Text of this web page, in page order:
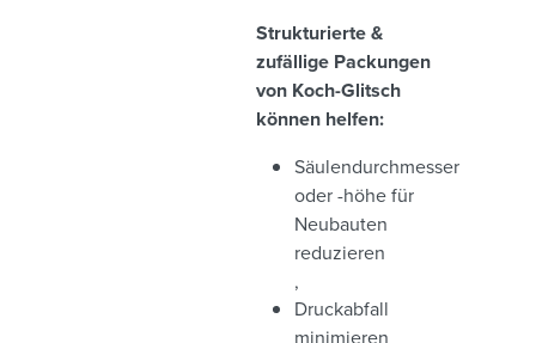
Strukturierte &
zufällige Packungen
von Koch-Glitsch
können helfen:
Säulendurchmesser
oder -höhe für
Neubauten
reduzieren
,
Druckabfall